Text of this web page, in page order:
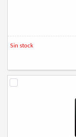
Sin stock